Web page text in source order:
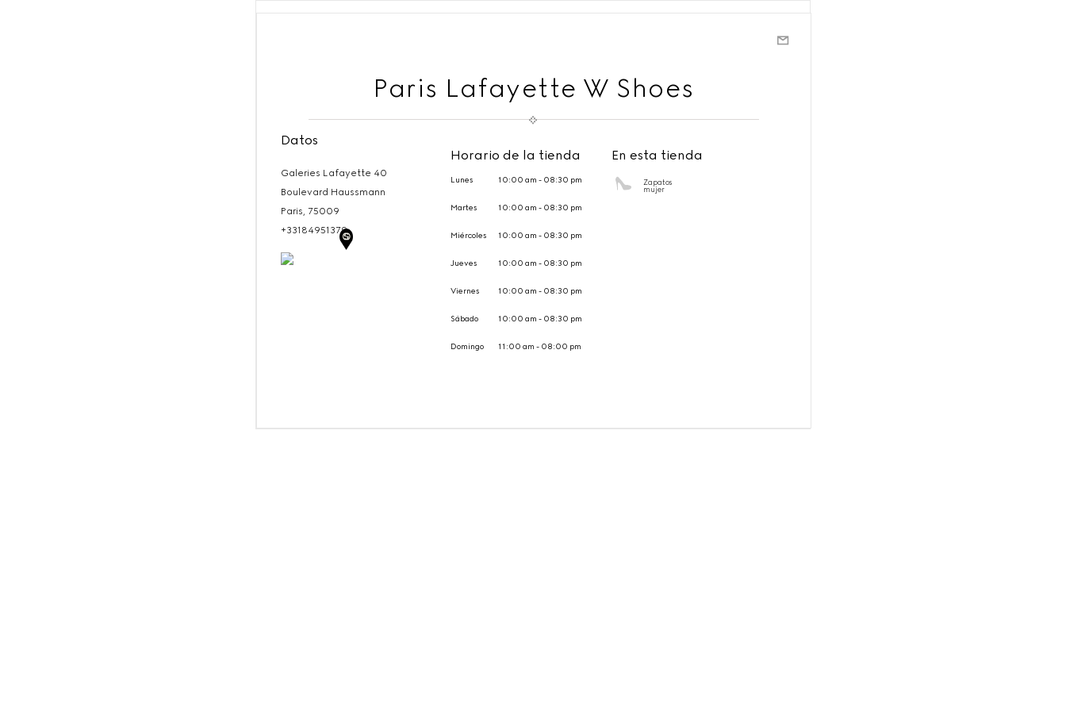
Paris Lafayette W Shoes
Datos
Galeries Lafayette 40
Boulevard Haussmann
Paris, 75009
+33184951379
Horario de la tienda
Lunes 10:00 am - 08:30 pm
Martes 10:00 am - 08:30 pm
Miércoles 10:00 am - 08:30 pm
Jueves 10:00 am - 08:30 pm
Viernes 10:00 am - 08:30 pm
Sábado 10:00 am - 08:30 pm
Domingo 11:00 am - 08:00 pm
En esta tienda
Zapatos
mujer